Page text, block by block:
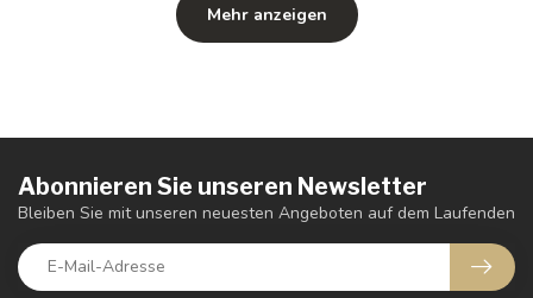
Mehr anzeigen
Abonnieren Sie unseren Newsletter
Bleiben Sie mit unseren neuesten Angeboten auf dem Laufenden